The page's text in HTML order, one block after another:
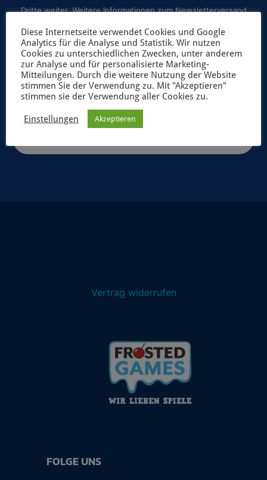
Dritte weiter. Weitere Informationen zum Newsletterversand
findest du in unserer Datenschutzerklärung
Vertrag widerrufen
FOLGE UNS
Diese Internetseite verwendet Cookies und Google
Analytics für die Analyse und Statistik. Wir nutzen
Cookies zu unterschiedlichen Zwecken, unter anderem
zur Analyse und für personalisierte Marketing-
Mitteilungen. Durch die weitere Nutzung der Website
stimmen Sie der Verwendung zu. Mit "Akzeptieren"
stimmen sie der Verwendung aller Cookies zu.
Einstellungen Akzeptieren